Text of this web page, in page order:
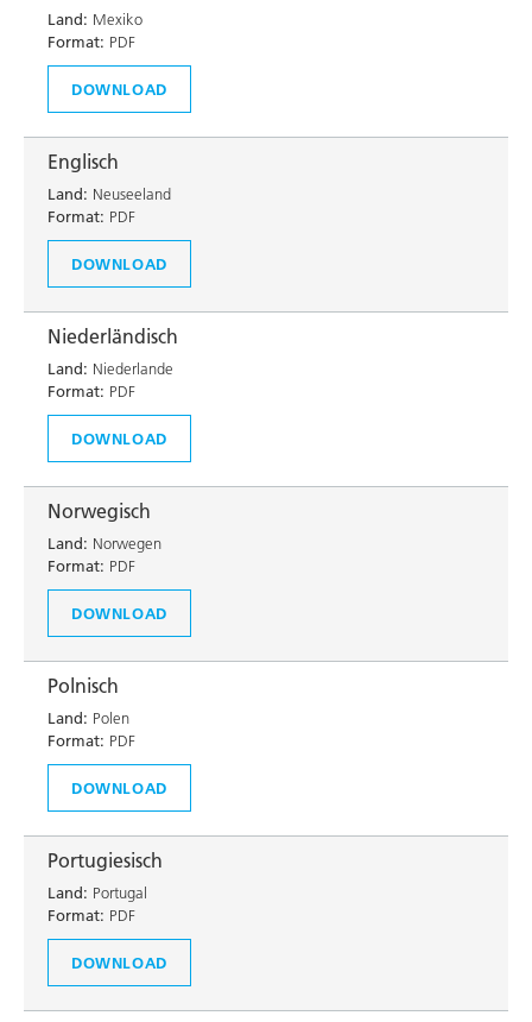
Land: Mexiko
Format: PDF
DOWNLOAD
Englisch
Land: Neuseeland
Format: PDF
DOWNLOAD
Niederländisch
Land: Niederlande
Format: PDF
DOWNLOAD
Norwegisch
Land: Norwegen
Format: PDF
DOWNLOAD
Polnisch
Land: Polen
Format: PDF
DOWNLOAD
Portugiesisch
Land: Portugal
Format: PDF
DOWNLOAD